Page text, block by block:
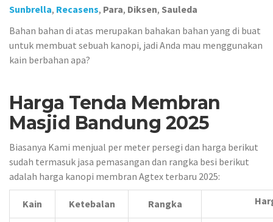
Sunbrella, Recasens, Para, Diksen, Sauleda
Bahan bahan di atas merupakan bahakan bahan yang di buat
untuk membuat sebuah kanopi, jadi Anda mau menggunakan
kain berbahan apa?
Harga Tenda Membran
Masjid Bandung 2025
Biasanya Kami menjual per meter persegi dan harga berikut
sudah termasuk jasa pemasangan dan rangka besi berikut
adalah harga kanopi membran Agtex terbaru 2025:
Kain Ketebalan Rangka